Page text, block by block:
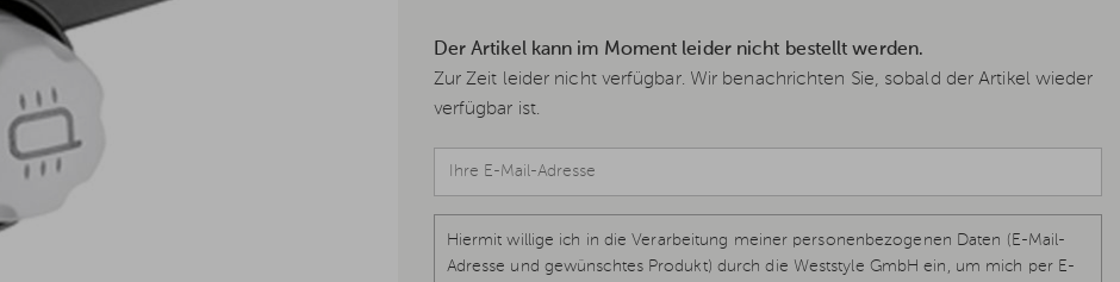
Der Artikel kann im Moment leider nicht bestellt werden.
Zur Zeit leider nicht verfügbar. Wir benachrichten Sie, sobald der Artikel wieder
verfügbar ist.
Hiermit willige ich in die Verarbeitung meiner personenbezogenen Daten (E-Mail-
Adresse und gewünschtes Produkt) durch die Weststyle GmbH ein, um mich per E-